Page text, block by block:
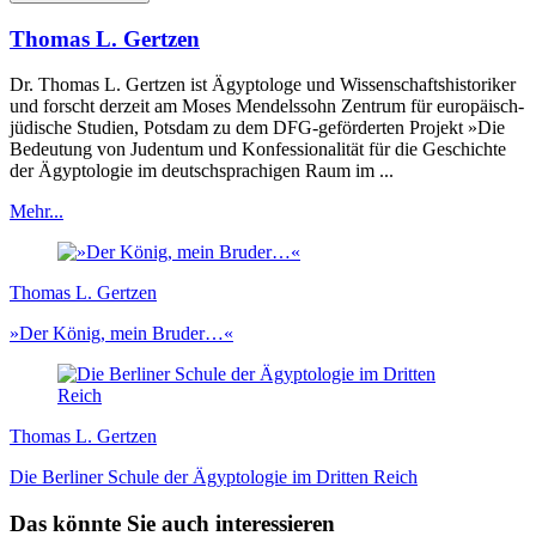
Thomas L. Gertzen
Dr. Thomas L. Gertzen ist Ägyptologe und Wissenschaftshistoriker
und forscht derzeit am Moses Mendelssohn Zentrum für europäisch-
jüdische Studien, Potsdam zu dem DFG-geförderten Projekt »Die
Bedeutung von Judentum und Konfessionalität für die Geschichte
der Ägyptologie im deutschsprachigen Raum im ...
Mehr...
Thomas L. Gertzen
»Der König, mein Bruder…«
Thomas L. Gertzen
Die Berliner Schule der Ägyptologie im Dritten Reich
Das könnte Sie auch interessieren